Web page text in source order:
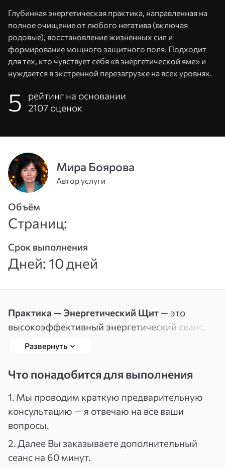
эл. почты
или
телефон
Пароль
Войти
Вспомнить
пароль
Зарегистрироваться
Глубинная энергетическая практика, направленная на
полное очищение от любого негатива (включая
родовые), восстановление жизненных сил и
формирование мощного защитного поля. Подходит
для тех, кто чувствует себя «в энергетической яме» и
нуждается в экстренной перезагрузке на всех уровнях.
5
рейтинг на основании
2107 оценок
Мира Боярова
Автор услуги
Объём
Страниц:
Срок выполнения
Дней: 10 дней
Практика — Энергетический Щит — это
высокоэффективный энергетический сеанс,
который за один раз убирает любые внешние
и внутренние деструктивные воздействия:
сглаз, порчу, проклятия, родовые программы,
энергетические крючки, манипуляции,
влияние систем, в том числе из прошлого.
С помощью моего проводника и силы
практики, весь негатив отсылается в
«источник создания» и трансформируется.
Одновременно с этим формируется
Развернуть
Что понадобится для выполнения
1. Мы проводим краткую предварительную
консультацию — я отвечаю на все ваши
вопросы.
2. Далее Вы заказываете дополнительный
сеанс на 60 минут.